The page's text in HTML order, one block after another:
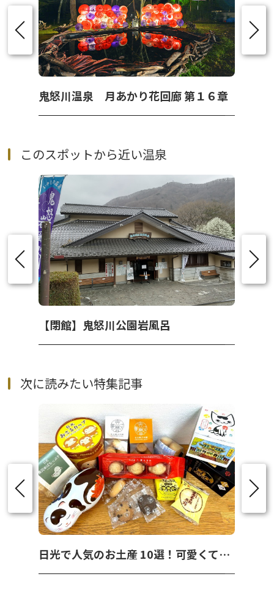
鬼怒川温泉 月あかり花回廊 第１６章
このスポットから近い温泉
【閉館】鬼怒川公園岩風呂
次に読みたい特集記事
日光で人気のお土産 10選！可愛くて美味しいお菓子を紹介！